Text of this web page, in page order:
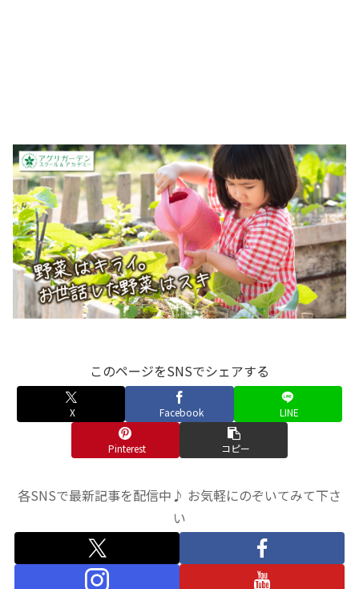
このページをSNSでシェアする
X Facebook LINE
Pinterest コピー
各SNSで最新記事を配信中♪ お気軽にのぞいてみて下さ
い